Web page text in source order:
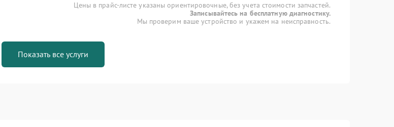
Цены в прайс-листе указаны ориентировочные, без учета стоимости запчастей.
Записывайтесь на бесплатную диагностику.
Мы проверим ваше устройство и укажем на неисправность.
Показать все услуги